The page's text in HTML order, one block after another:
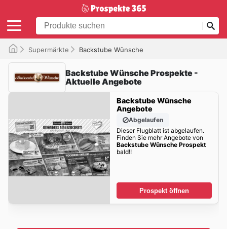
Supermärkte Backstube Wünsche
Backstube Wünsche Prospekte -
Aktuelle Angebote
Backstube Wünsche
Angebote
Abgelaufen
Dieser Flugblatt ist abgelaufen.
Finden Sie mehr Angebote von
Backstube Wünsche Prospekt
bald!!
Prospekt öffnen